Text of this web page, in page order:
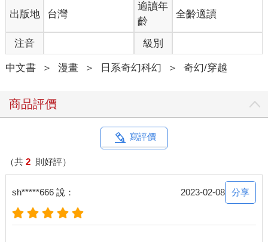
出版地 台灣
適讀年
齡
全齡適讀
注音 級別
中文書 ＞ 漫畫 ＞ 日系奇幻科幻 ＞ 奇幻/穿越
商品評價
寫評價
（共 2 則好評）
sh*****666 說： 2023-02-08 分享